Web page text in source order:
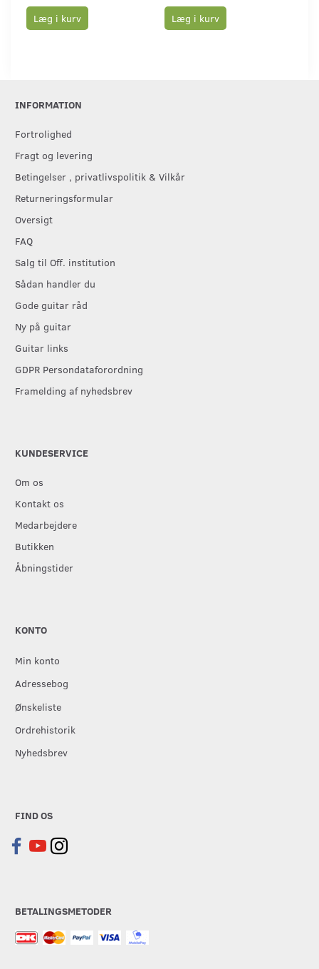
Læg i kurv Læg i kurv
INFORMATION
Fortrolighed
Fragt og levering
Betingelser , privatlivspolitik & Vilkår
Returneringsformular
Oversigt
FAQ
Salg til Off. institution
Sådan handler du
Gode guitar råd
Ny på guitar
Guitar links
GDPR Persondataforordning
Framelding af nyhedsbrev
KUNDESERVICE
Om os
Kontakt os
Medarbejdere
Butikken
Åbningstider
KONTO
Min konto
Adressebog
Ønskeliste
Ordrehistorik
Nyhedsbrev
FIND OS
BETALINGSMETODER